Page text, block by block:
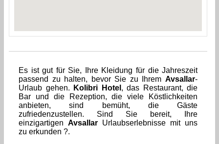
Es ist gut für Sie, Ihre Kleidung für die Jahreszeit
passend zu halten, bevor Sie zu IhremAvsallar-
Urlaub gehen.
Kolibri Hotel , das Restaurant, die
Bar und die Rezeption, die viele Köstlichkeiten
anbieten, sind bemüht, die Gäste
zufriedenzustellen. Sind Sie bereit, Ihre
einzigartigenAvsallar Urlaubserlebnisse mit uns
zu erkunden ?.